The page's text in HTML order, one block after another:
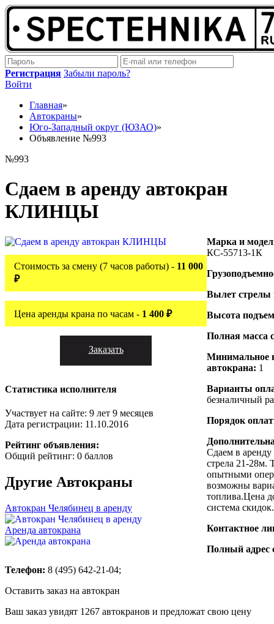
Регистрация Забыли пароль?
Войти
Главная»
Автокраны»
Юго-Западный округ (ЮЗАО)»
Объявление №993
№993
Сдаем в аренду автокран
КЛИНЦЫ
Стоимость за смену (7 часов работы) - 11 000
₽
Цена аренды крана по часам - 1 400 ₽
Заказать
Статистика исполнителя
Участвует на сайте: 9 лет 9 месяцев
Дата регистрации: 11.10.2016
Рейтинг объявления:
Общий рейтинг: 0 баллов
Другие Автокраны
Автокран Челябинец в аренду
Аренда автокрана
Марка и
КС-55713-1К
Вылет стрелы
Высота
Полная масса
Минимальное
автокрана: 1
Варианты
безналичный
Порядок
Сдаем в
стрела 21-28м.
опытными
возможны
топлива.Цена
система скидок.
Контактное
Полный адрес
Телефон: 8 (495) 642-21-04;
Оставить заказ на автокран
Ваш заказ увидят 1267 автокранов и предложат свою цену